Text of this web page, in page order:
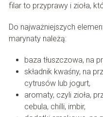
filar to przyprawy i zioła,
Do najważniejszych
marynaty należą:
baza tłuszczowa, na
składnik kwaśny, na
cytrusów lub jogurt,
aromaty, czyli zioła,
cebula, chilli, imbir,